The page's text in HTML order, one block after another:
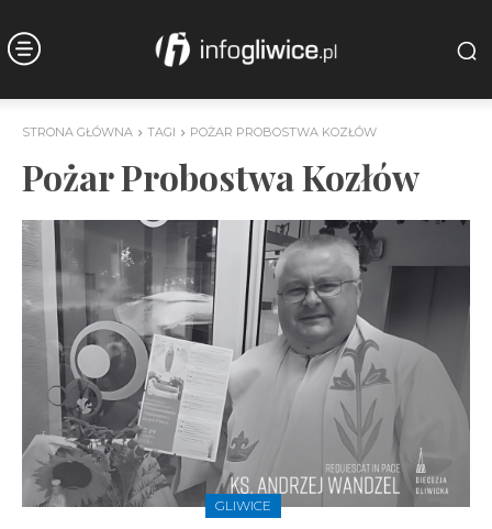
STRONA GŁÓWNA TAGI POŻAR PROBOSTWA KOZŁÓW
Pożar Probostwa Kozłów
GLIWICE